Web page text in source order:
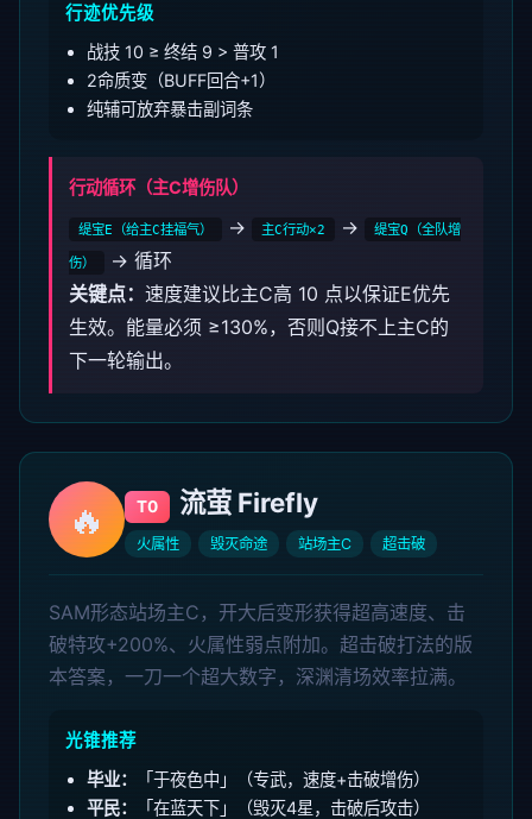
行迹优先级
战技 10 ≥ 终结 9 > 普攻 1
2命质变（BUFF回合+1）
纯辅可放弃暴击副词条
行动循环（主C增伤队）
缇宝E（给主C挂福气） → 主C行动×2 →
缇宝Q（全队增
伤）
→ 循环
关键点： 速度建议比主C高 10 点以保证E优先
生效。能量必须 ≥130%，否则Q接不上主C的
下一轮输出。
🔥 T0 流萤 Firefly
火属性 毁灭命途 站场主C 超击破
SAM形态站场主C，开大后变形获得超高速度、击
破特攻+200%、火属性弱点附加。超击破打法的版
本答案，一刀一个超大数字，深渊清场效率拉满。
光锥推荐
毕业：
「于夜色中」（专武，速度+击破增伤）
平民：
「在蓝天下」（毁灭4星，击破后攻击）